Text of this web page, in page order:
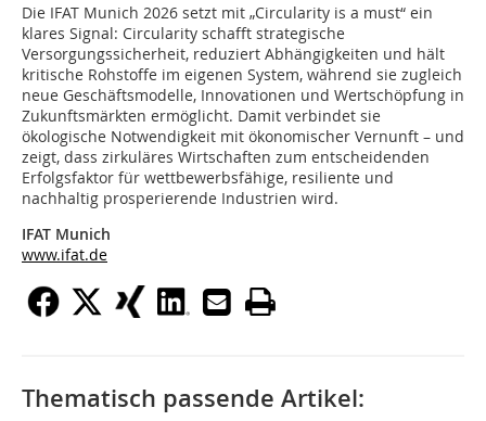
Die IFAT Munich 2026 setzt mit „Circularity is a must“ ein
klares Signal: Circularity schafft strategische
Versorgungssicherheit, reduziert Abhängigkeiten und hält
kritische Rohstoffe im eigenen System, während sie zugleich
neue Geschäftsmodelle, Innovationen und Wertschöpfung in
Zukunftsmärkten ermöglicht. Damit verbindet sie
ökologische Notwendigkeit mit ökonomischer Vernunft – und
zeigt, dass zirkuläres Wirtschaften zum entscheidenden
Erfolgsfaktor für wettbewerbsfähige, resiliente und
nachhaltig prosperierende Industrien wird.
IFAT Munich
www.ifat.de
Thematisch passende Artikel: